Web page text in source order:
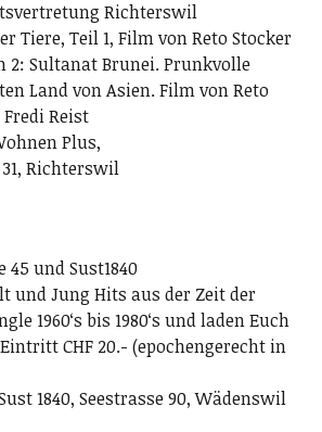
Richterswil
Tiere, Teil 1, Film von Reto Stocker
2: Sultanat Brunei. Prunkvolle
Land von Asien. Film von Reto
Reist
Plus,
Richterswil
45 und Sust1840
und Jung Hits aus der Zeit der
1960ʻs bis 1980ʻs und laden Euch
CHF 20.- (epochengerecht in
1840, Seestrasse 90, Wädenswil